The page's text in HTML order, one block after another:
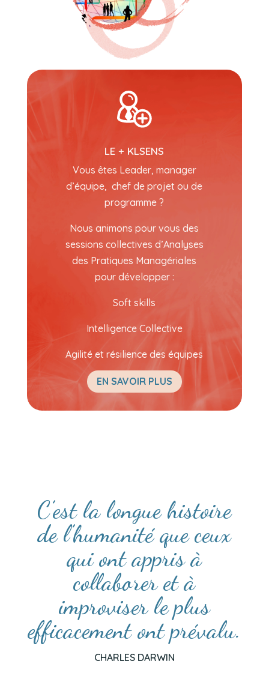
LE + KLSENS
Vous êtes Leader, manager
d’équipe, chef de projet ou de
programme ?
Nous animons pour vous des
sessions collectives d’Analyses
des Pratiques Managériales
pour développer :
Soft skills
Intelligence Collective
Agilité et résilience des équipes
EN SAVOIR PLUS
C’est la longue histoire
de l’humanité que ceux
qui ont appris à
collaborer et à
improviser le plus
efficacement ont prévalu.
CHARLES DARWIN